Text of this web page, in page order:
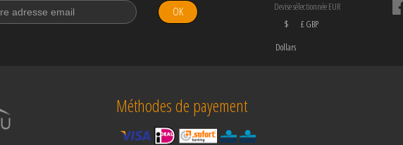
OK
Devise sélectionnée EUR
$
Dollars
£ GBP
Méthodes de payement